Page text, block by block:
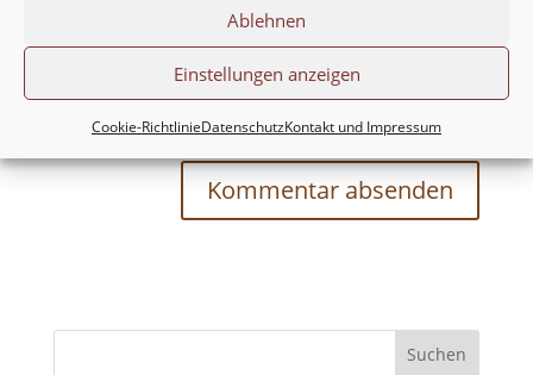
Ablehnen
Einstellungen anzeigen
Cookie-RichtlinieDatenschutzKontakt und Impressum
Meinen Namen, meine E-Mail-Adresse und
meine Website in diesem Browser für die nächste
Kommentierung speichern.